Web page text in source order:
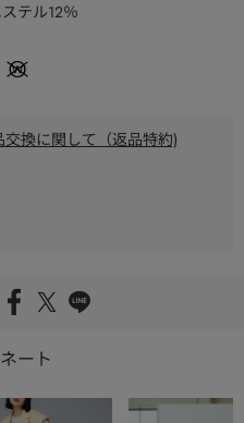
テル12％
交換に関して（返品特約)
ート